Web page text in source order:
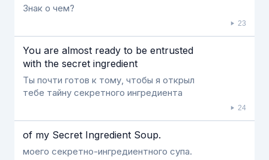
Знак о чем?
23
You are almost ready to be entrusted
with the secret ingredient
Ты почти готов к тому, чтобы я открыл
тебе тайну секретного ингредиента
24
of my Secret Ingredient Soup.
моего секретно-ингредиентного супа.